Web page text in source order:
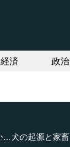
経済 政治
…犬の起源と家畜